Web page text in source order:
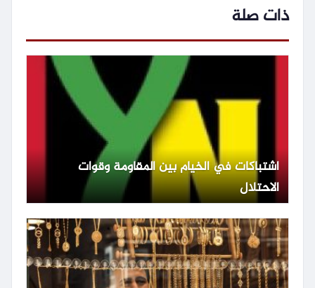
ذات صلة
اشتباكات في الخيام بين المقاومة وقوات
الاحتلال